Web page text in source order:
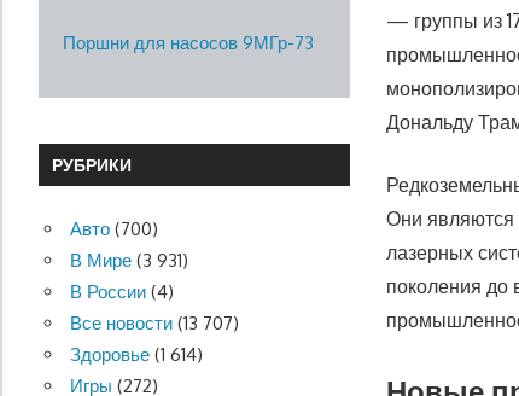
— группы из
Дональду
Они являются
лазерных
поколения до
Поршни для насосов 9МГр-73
РУБРИКИ
Авто(700)
В Мире(3 931)
В России(4)
Все новости(13 707)
Здоровье(1 614)
Игры (272)